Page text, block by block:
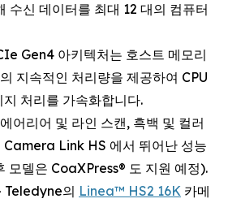
수신 데이터를 최대 12 대의 컴퓨터
Gen4 아키텍처는 호스트 메모리
지속적인 처리량을 제공하여 CPU
처리를 가속화합니다.
어리어 및 라인 스캔, 흑백 및 컬러
Camera Link HS 에서 뛰어난 성능
모델은 CoaXPress® 도 지원 예정).
Teledyne의 Linea™ HS2 16K 카메